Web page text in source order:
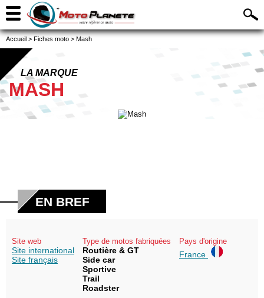
Accueil > Fiches moto > Mash
LA MARQUE
MASH
EN BREF
Site web
Site international
Site français
Type de motos fabriquées
Routière & GT
Side car
Sportive
Trail
Roadster
Pays d'origine
France